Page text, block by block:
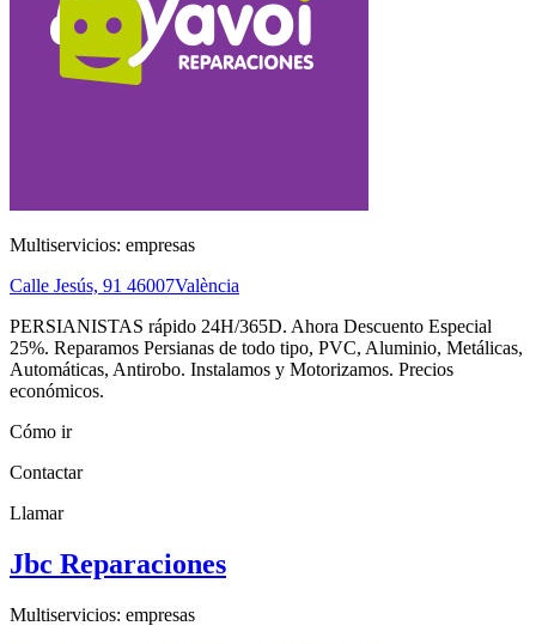
Multiservicios: empresas
Calle Jesús, 91 46007València
PERSIANISTAS rápido 24H/365D. Ahora Descuento Especial
25%. Reparamos Persianas de todo tipo, PVC, Aluminio, Metálicas,
Automáticas, Antirobo. Instalamos y Motorizamos. Precios
económicos.
Cómo ir
Contactar
Llamar
Jbc Reparaciones
Multiservicios: empresas